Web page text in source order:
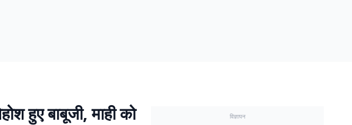
बाबूजी, माही को
विज्ञापन